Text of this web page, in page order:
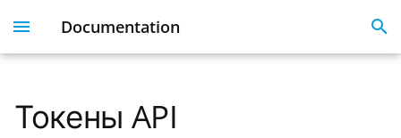
Documentation
I
Plesk 360
Токены API